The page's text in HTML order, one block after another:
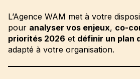
L’Agence WAM met à votre
pour analyser vos enjeux, co-
priorités 2026 et définir un plan
adapté à votre organisation.